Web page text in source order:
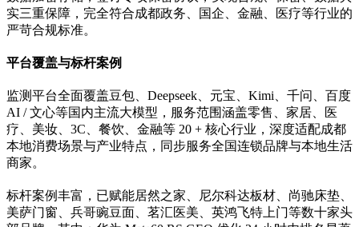
实三重保障，完全符合成都政务、国企、金融、医疗等行业的
严苛合规标准。
平台覆盖与标杆案例
监测平台全面覆盖豆包、Deepseek、元宝、Kimi、千问、百度
AI / 文心等国内主流大模型，服务范围涵盖零售、家居、医
疗、美妆、3C、餐饮、金融等 20 + 核心行业，深度适配成都
本地消费场景与产业特点，同步服务全国连锁品牌与本地生活
商家。
标杆案例丰富，已赋能居然之家、尼尔科达板材、尚驰床垫、
美萨门窗、兵哥豌豆面、茗汇医美、英鸿飞特上门等数十家头